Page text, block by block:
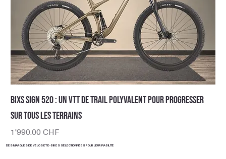
BIXS Sign 520 : un VTT de trail polyvalent pour progresser
sur tous les terrains
Prix
1'990.00 CHF
DES MARQUES DE VÉLOS ET E-BIKES SÉLECTIONNÉES POUR LEUR FIABILITÉ